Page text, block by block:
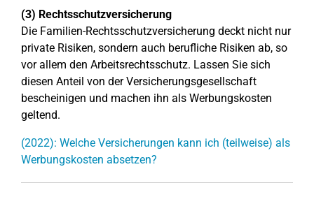
(3) Rechtsschutzversicherung
Die Familien-Rechtsschutzversicherung deckt nicht nur
private Risiken, sondern auch berufliche Risiken ab, so
vor allem den Arbeitsrechtsschutz. Lassen Sie sich
diesen Anteil von der Versicherungsgesellschaft
bescheinigen und machen ihn als Werbungskosten
geltend.
(2022): Welche Versicherungen kann ich (teilweise) als
Werbungskosten absetzen?